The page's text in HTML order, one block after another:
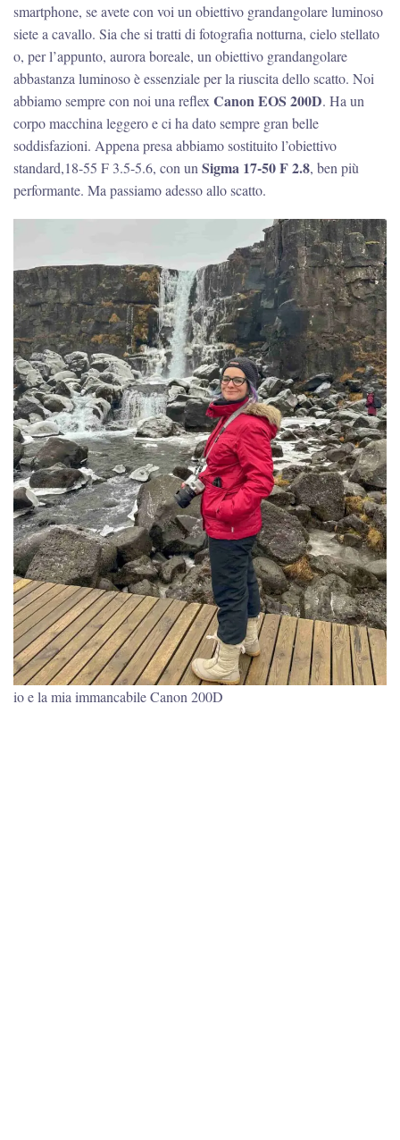
smartphone, se avete con voi un obiettivo grandangolare luminoso
siete a cavallo. Sia che si tratti di fotografia notturna, cielo stellato
o, per l’appunto, aurora boreale, un obiettivo grandangolare
abbastanza luminoso è essenziale per la riuscita dello scatto. Noi
abbiamo sempre con noi una reflex Canon EOS 200D. Ha un
corpo macchina leggero e ci ha dato sempre gran belle
soddisfazioni. Appena presa abbiamo sostituito l’obiettivo
standard,18-55 F 3.5-5.6, con un Sigma 17-50 F 2.8, ben più
performante. Ma passiamo adesso allo scatto.
io e la mia immancabile Canon 200D